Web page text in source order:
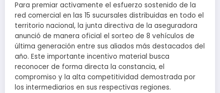
Para premiar activamente el esfuerzo sostenido de la
red comercial en las 15 sucursales distribuidas en todo el
territorio nacional, la junta directiva de la aseguradora
anunció de manera oficial el sorteo de 8 vehículos de
última generación entre sus aliados más destacados del
año. Este importante incentivo material busca
reconocer de forma directa la constancia, el
compromiso y la alta competitividad demostrada por
los intermediarios en sus respectivas regiones.